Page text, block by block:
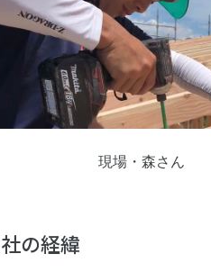
現場・森さん
の経緯